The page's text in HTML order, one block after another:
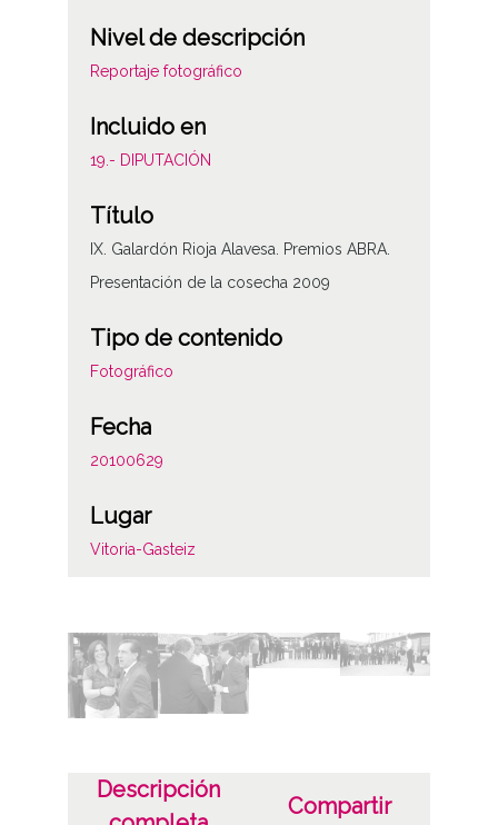
Nivel de descripción
Reportaje fotográfico
Incluido en
19.- DIPUTACIÓN
Título
IX. Galardón Rioja Alavesa. Premios ABRA.
Presentación de la cosecha 2009
Tipo de contenido
Fotográfico
Fecha
20100629
Lugar
Vitoria-Gasteiz
CC BY-NC-SA 4.0
Identificador
Descripción
Compartir